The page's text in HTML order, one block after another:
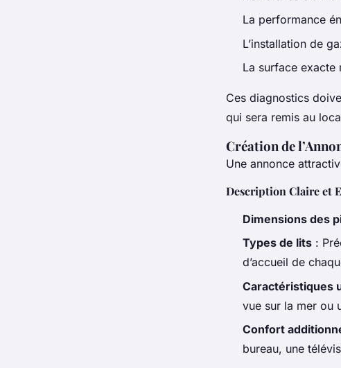
La performance
L’installation de
La surface exacte
Ces diagnostics
qui sera remis au
Création de
Une annonce
Description Claire et
Dimensions des
Types de lits :
d’accueil de
Caractéristiques
vue sur la mer ou
Confort
bureau, une